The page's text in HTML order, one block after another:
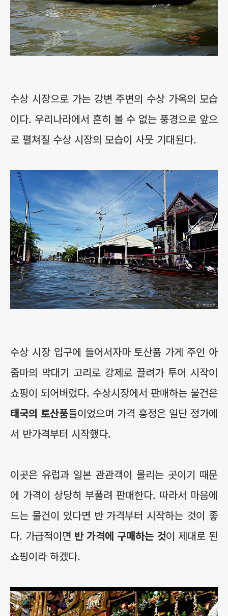
수상 시장으로 가는 강변 주변의 수상 가옥의 모습
이다. 우리나라에서 흔히 볼 수 없는 풍경으로 앞으
로 펼쳐질 수상 시장의 모습이 사뭇 기대된다.
수상 시장 입구에 들어서자마 토산품 가게 주인 아
줌마의 막대기 고리로 강제로 끌려가 투어 시작이
쇼핑이 되어버렸다. 수상시장에서 판매하는 물건은
태국의 토산품들이었으며 가격 흥정은 일단 정가에
서 반가격부터 시작했다.
이곳은 유럽과 일본 관관객이 몰리는 곳이기 때문
에 가격이 상당히 부풀려 판매한다. 따라서 마음에
드는 물건이 있다면 반 가격부터 시작하는 것이 좋
다. 가급적이면 반 가격에 구매하는 것이 제대로 된
쇼핑이라 하겠다.